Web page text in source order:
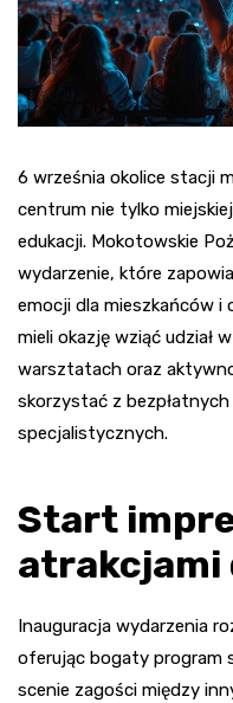
6 września okolice stacji
centrum nie tylko
edukacji. Mokotowskie
wydarzenie, które
emocji dla mieszkańców i
mieli okazję wziąć udział
warsztatach oraz
skorzystać z
specjalistycznych.
Start
atrakcjami
Inauguracja wydarzenia
oferując bogaty program
scenie zagości między